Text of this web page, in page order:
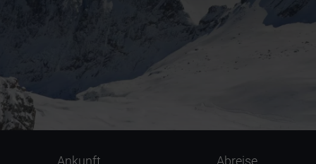
Ankunft Abreise